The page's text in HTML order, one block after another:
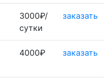
3000₽/
сутки
заказать
4000₽ заказать